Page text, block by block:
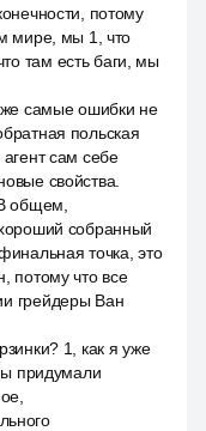
потому
мире, мы 1, что
там есть баги, мы
же самые ошибки не
польская
сам себе
свойства.
общем,
собранный
точка, это
потому что все
грейдеры Ван
1, как я уже
придумали